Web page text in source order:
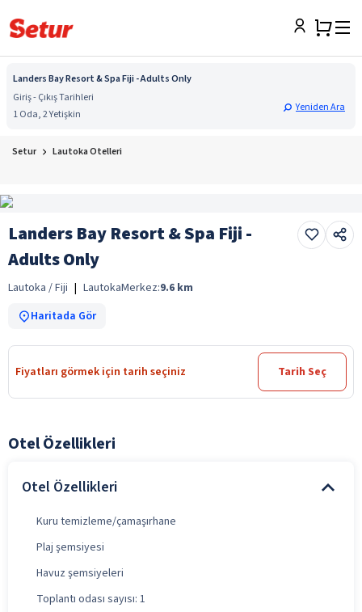
Landers Bay Resort & Spa Fiji - Adults Only
Giriş - Çıkış Tarihleri
1 Oda, 2 Yetişkin
Yeniden Ara
Setur Lautoka Otelleri
Landers Bay Resort & Spa Fiji -
Adults Only
Lautoka / Fiji | LautokaMerkez:9.6 km
Haritada Gör
Fiyatları görmek için tarih seçiniz Tarih Seç
Otel Özellikleri
Otel Özellikleri
Kuru temizleme/çamaşırhane
Plaj şemsiyesi
Havuz şemsiyeleri
Toplantı odası sayısı: 1